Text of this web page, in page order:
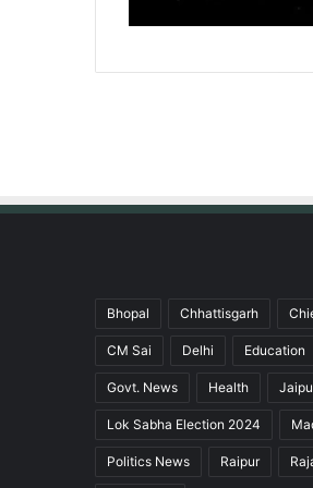
Bhopal Chhattisgarh
CM Sai Delhi Education
Govt. News Health
Lok Sabha Election 2024
Politics News Raipur